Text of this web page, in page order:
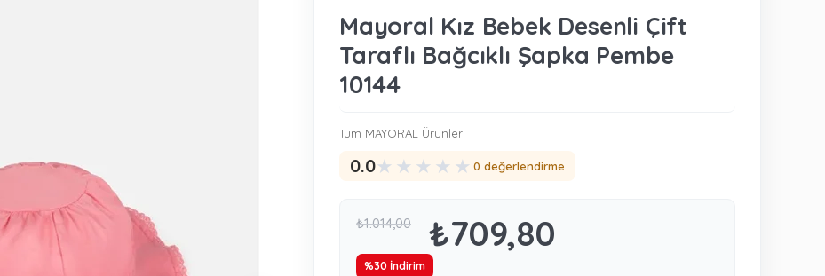
Mayoral Kız Bebek Desenli Çift
Taraflı Bağcıklı Şapka Pembe
10144
Tüm MAYORAL Ürünleri
0.0★ ★ ★ ★ ★ 0 değerlendirme
₺1.014,00 ₺709,80
%30 İndirim